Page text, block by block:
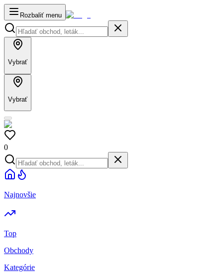
Rozbaliť menu
Vybrať
Vybrať
0
Najnovšie
Top
Obchody
Kategórie